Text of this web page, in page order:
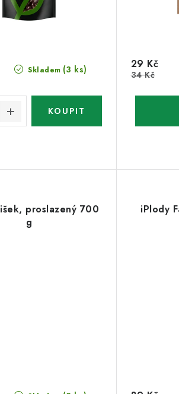
Skladem (3 ks) 29 Kč
34 Kč
proslazený 700
g
iPlody